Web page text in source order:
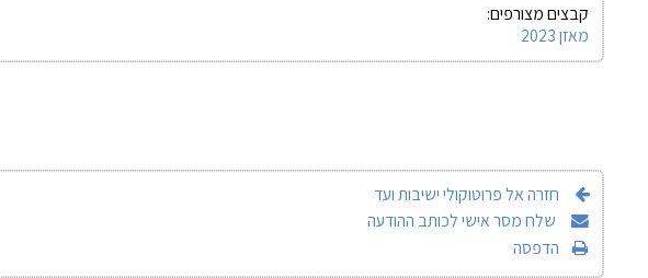
קבצים מצורפים:
מאזן 2023
חזרה אל פרוטוקולי ישיבות ועד
שלח מסר אישי לכותב ההודעה
הדפסה